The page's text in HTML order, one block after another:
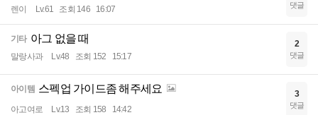
렌이 Lv.61 조회 146 16:07 댓글
기타 아그 없을 때
말랑사과 Lv.48 조회 152 15:17
2
댓글
아이템 스펙업 가이드좀 해주세요
아고여로 Lv.13 조회 158 14:42
3
댓글